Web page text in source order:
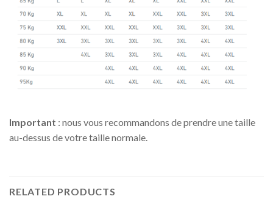
Important : nous vous recommandons de prendre une taille
au-dessus de votre taille normale.
RELATED PRODUCTS